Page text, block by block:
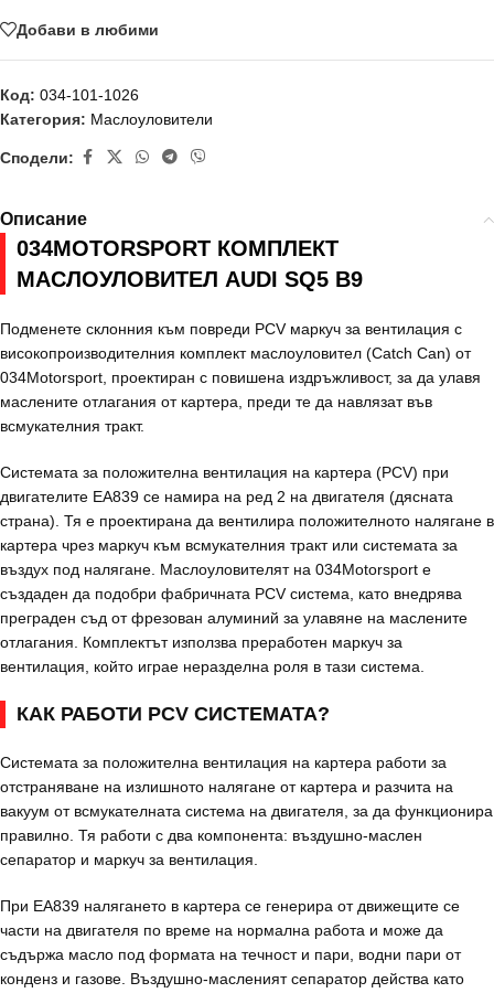
Добави в любими
Код: 034-101-1026
Категория: Маслоуловители
Сподели:
Описание
034MOTORSPORT КОМПЛЕКТ
МАСЛОУЛОВИТЕЛ AUDI SQ5 B9
Подменете склонния към повреди PCV маркуч за вентилация с
високопроизводителния комплект маслоуловител (Catch Can) от
034Motorsport, проектиран с повишена издръжливост, за да улавя
маслените отлагания от картера, преди те да навлязат във
всмукателния тракт.
Системата за положителна вентилация на картера (PCV) при
двигателите EA839 се намира на ред 2 на двигателя (дясната
страна). Тя е проектирана да вентилира положителното налягане в
картера чрез маркуч към всмукателния тракт или системата за
въздух под налягане. Маслоуловителят на 034Motorsport е
създаден да подобри фабричната PCV система, като внедрява
преграден съд от фрезован алуминий за улавяне на маслените
отлагания. Комплектът използва преработен маркуч за
вентилация, който играе неразделна роля в тази система.
КАК РАБОТИ PCV СИСТЕМАТА?
Системата за положителна вентилация на картера работи за
отстраняване на излишното налягане от картера и разчита на
вакуум от всмукателната система на двигателя, за да функционира
правилно. Тя работи с два компонента: въздушно-маслен
сепаратор и маркуч за вентилация.
При EA839 налягането в картера се генерира от движещите се
части на двигателя по време на нормална работа и може да
съдържа масло под формата на течност и пари, водни пари от
конденз и газове. Въздушно-масленият сепаратор действа като